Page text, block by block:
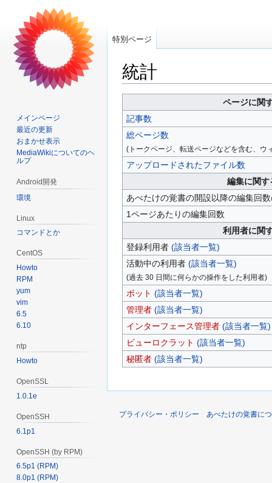
統計
ビ
ゲ
ー
シ
ョ
に
移
動
索
に
移
動
ページに関
記事数
総ページ数
(トークページ、転送ページなどを含む、ウ
アップロードされたファイル数
編集に関す
あべたけの覚書の開設以降の編集回
1ページあたりの編集回数
利用者に関
登録利用者 (該当者一覧)
活動中の利用者 (該当者一覧)
(過去 30 日間に何らかの操作をした利用者)
ボット (該当者一覧)
管理者 (該当者一覧)
インターフェース管理者 (該当者一覧)
ビューロクラット (該当者一覧)
秘匿者 (該当者一覧)
特別ページ
メインページ
最近の更新
おまかせ表示
MediaWikiについてのヘ
ルプ
Android開発
環境
Linux
コマンドとか
CentOS
Howto
RPM
yum
vim
6.5
6.10
ntp
Howto
OpenSSL
1.0.1e
OpenSSH
6.1p1
OpenSSH (by RPM)
6.5p1 (RPM)
8.0p1 (RPM)
プライバシー・ポリシー あべたけの覚書に